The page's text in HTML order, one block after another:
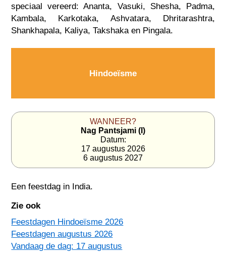
speciaal vereerd: Ananta, Vasuki, Shesha, Padma,
Kambala, Karkotaka, Ashvatara, Dhritarashtra,
Shankhapala, Kaliya, Takshaka en Pingala.
Hindoeïsme
WANNEER?
Nag Pantsjami (I)
Datum:
17 augustus 2026
6 augustus 2027
Een feestdag in India.
Zie ook
Feestdagen Hindoeïsme 2026
Feestdagen augustus 2026
Vandaag de dag: 17 augustus